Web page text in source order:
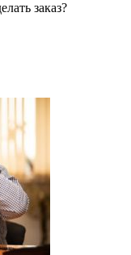
заказ?